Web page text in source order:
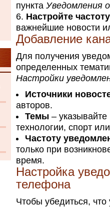
пункта Уведомления
Настройте
важнейшие новости
Добавление
Для получения
определенных
Настройки
Источники
авторов.
Темы –
технологии, спорт
Частоту
только при
время.
Настройка
телефона
Чтобы убедиться,